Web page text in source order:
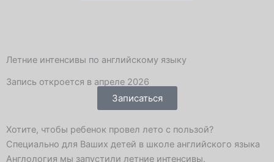
e
l
e
g
k h
a
t
s
Летние интенсивы по английскому языку
Запись откроется в апреле 2026
Записаться
Хотите, чтобы ребенок провел лето с пользой?
Специально для Ваших детей в школе английского языка
Англология мы запустили летние интенсивы.